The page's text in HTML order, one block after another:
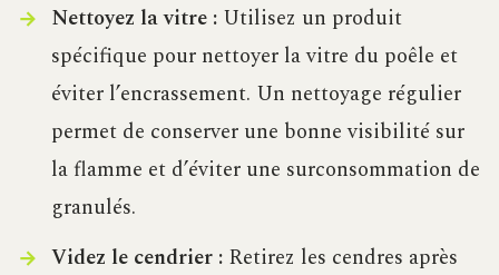
Nettoyez la vitre :Utilisez un produit
spécifique pour nettoyer la vitre du poêle et
éviter l’encrassement. Un nettoyage régulier
permet de conserver une bonne visibilité sur
la flamme et d’éviter une surconsommation de
granulés.
Videz le cendrier :Retirez les cendres après